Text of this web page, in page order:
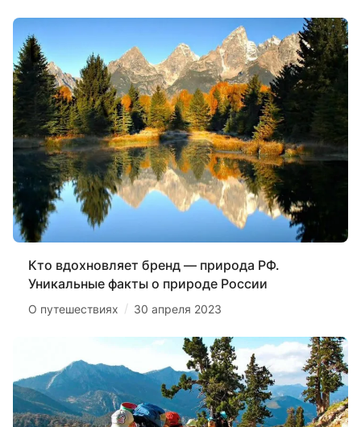
Кто вдохновляет бренд — природа РФ.
Уникальные факты о природе России
О путешествиях / 30 апреля 2023